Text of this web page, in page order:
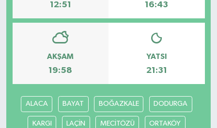
12:51 16:43
AKŞAM
19:58
YATSI
21:31
ALACA BAYAT BOĞAZKALE DODURGA
KARGI LAÇİN MECİTÖZÜ ORTAKÖY
Sungurlu
Uğurludağ
Sağlık